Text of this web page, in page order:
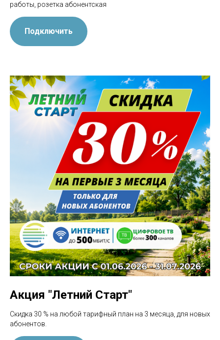
работы, розетка абонентская
Подключить
Акция "Летний Старт"
Скидка 30 % на любой тарифный план на 3 месяца, для новых
абонентов.